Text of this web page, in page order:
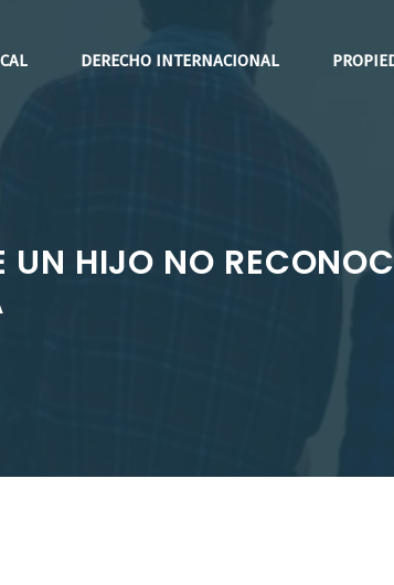
DERECHO INTERNACIONAL
UN HIJO NO